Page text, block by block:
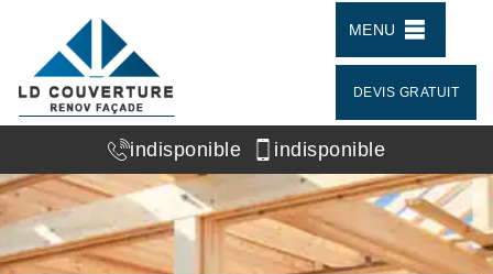
MENU
DEVIS GRATUIT
indisponible indisponible